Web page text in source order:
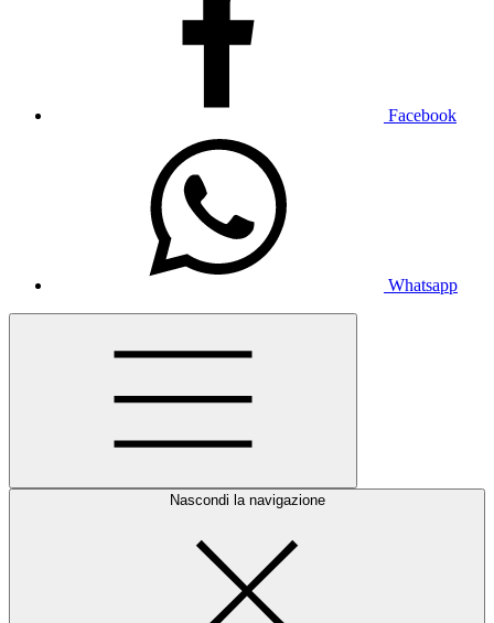
Facebook
Whatsapp
Nascondi la navigazione